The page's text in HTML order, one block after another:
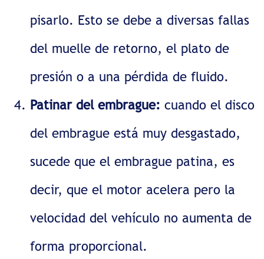
pisarlo. Esto se debe a diversas fallas
del muelle de retorno, el plato de
presión o a una pérdida de fluido.
Patinar del embrague: cuando el disco
del embrague está muy desgastado,
sucede que el embrague patina, es
decir, que el motor acelera pero la
velocidad del vehículo no aumenta de
forma proporcional.